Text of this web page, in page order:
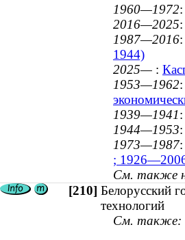
1960—1972:
2016—2025:
1987—2016:
1944)
2025— :
1953—1962:
1939—1941:
1944—1953:
1973—1987:
;
См. также
[210] Белорусский
технологий
См. также: